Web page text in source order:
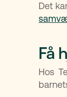
Det
Få
Hos